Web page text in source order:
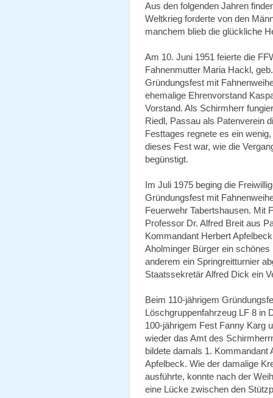
Aus den folgenden Jahren
Weltkrieg forderte von den
manchem blieb die glückliche
Am 10. Juni 1951 feierte die
Fahnenmutter Maria Hackl,
Gründungsfest mit
ehemalige Ehrenvorstand
Vorstand. Als Schirmherr
Riedl, Passau als Patenverein
Festtages regnete es ein
dieses Fest war, wie die
begünstigt.
Im Juli 1975 beging die
Gründungsfest mit
Feuerwehr Tabertshausen. Mit
Professor Dr. Alfred Breit aus
Kommandant Herbert
Aholminger Bürger ein
anderem ein Springreitturnier
Staatssekretär Alfred Dick ein
Beim 110-jährigem
Löschgruppenfahrzeug LF 8 in
100-jährigem Fest Fanny Karg
wieder das Amt des
bildete damals 1. Kommandant
Apfelbeck. Wie der damalige
ausführte, konnte nach der
eine Lücke zwischen den